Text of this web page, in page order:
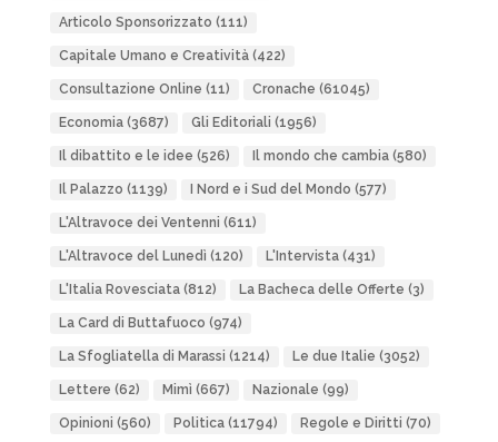
Articolo Sponsorizzato (111)
Capitale Umano e Creatività(422)
Consultazione Online (11) Cronache (61045)
Economia(3687) Gli Editoriali (1956)
Il dibattito e le idee (526) Il mondo che cambia(580)
Il Palazzo (1139) I Nord e i Sud del Mondo (577)
L'Altravoce dei Ventenni (611)
L'Altravoce del Lunedì (120) L'Intervista(431)
L'Italia Rovesciata(812) La Bacheca delle Offerte (3)
La Card di Buttafuoco (974)
La Sfogliatella di Marassi (1214) Le due Italie (3052)
Lettere (62) Mimì (667) Nazionale (99)
Opinioni (560) Politica(11794) Regole e Diritti (70)